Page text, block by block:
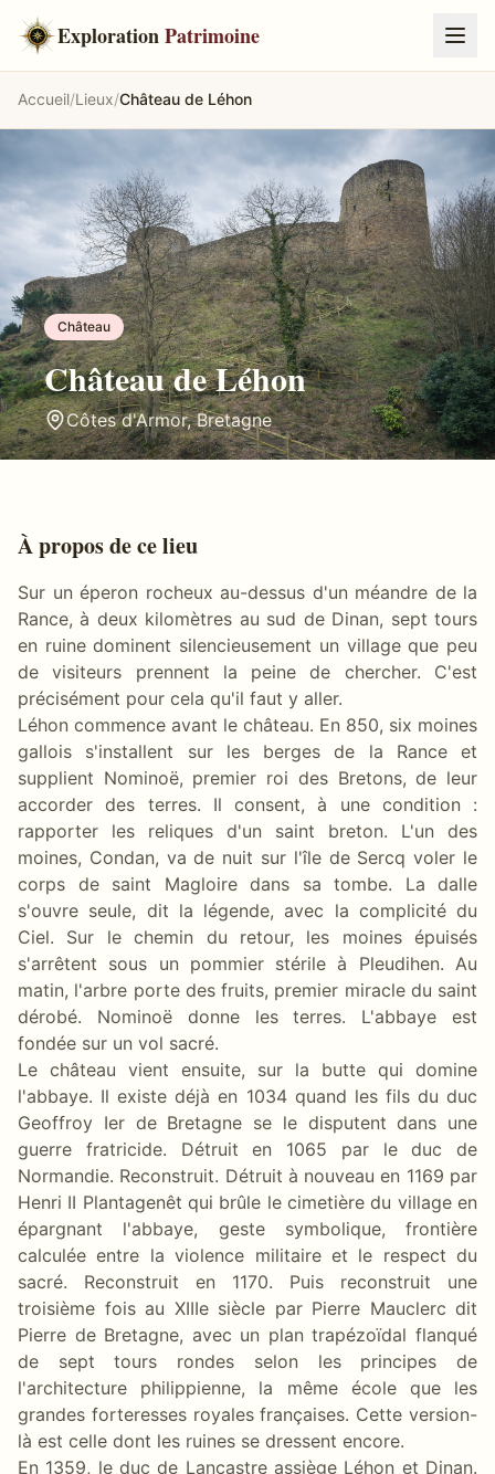
ExplorationPatrimoine
Accueil/Lieux/Château de Léhon
Château
Château de Léhon
Côtes d'Armor,Bretagne
À propos de ce lieu
Sur un éperon rocheux au-dessus d'un méandre de la
Rance, à deux kilomètres au sud de Dinan, sept tours
en ruine dominent silencieusement un village que peu
de visiteurs prennent la peine de chercher. C'est
précisément pour cela qu'il faut y aller.
Léhon commence avant le château. En 850, six moines
gallois s'installent sur les berges de la Rance et
supplient Nominoë, premier roi des Bretons, de leur
accorder des terres. Il consent, à une condition :
rapporter les reliques d'un saint breton. L'un des
moines, Condan, va de nuit sur l'île de Sercq voler le
corps de saint Magloire dans sa tombe. La dalle
s'ouvre seule, dit la légende, avec la complicité du
Ciel. Sur le chemin du retour, les moines épuisés
s'arrêtent sous un pommier stérile à Pleudihen. Au
matin, l'arbre porte des fruits, premier miracle du saint
dérobé. Nominoë donne les terres. L'abbaye est
fondée sur un vol sacré.
Le château vient ensuite, sur la butte qui domine
l'abbaye. Il existe déjà en 1034 quand les fils du duc
Geoffroy Ier de Bretagne se le disputent dans une
guerre fratricide. Détruit en 1065 par le duc de
Normandie. Reconstruit. Détruit à nouveau en 1169 par
Henri II Plantagenêt qui brûle le cimetière du village en
épargnant l'abbaye, geste symbolique, frontière
calculée entre la violence militaire et le respect du
sacré. Reconstruit en 1170. Puis reconstruit une
troisième fois au XIIIe siècle par Pierre Mauclerc dit
Pierre de Bretagne, avec un plan trapézoïdal flanqué
de sept tours rondes selon les principes de
l'architecture philippienne, la même école que les
grandes forteresses royales françaises. Cette version-
là est celle dont les ruines se dressent encore.
En 1359, le duc de Lancastre assiège Léhon et Dinan.